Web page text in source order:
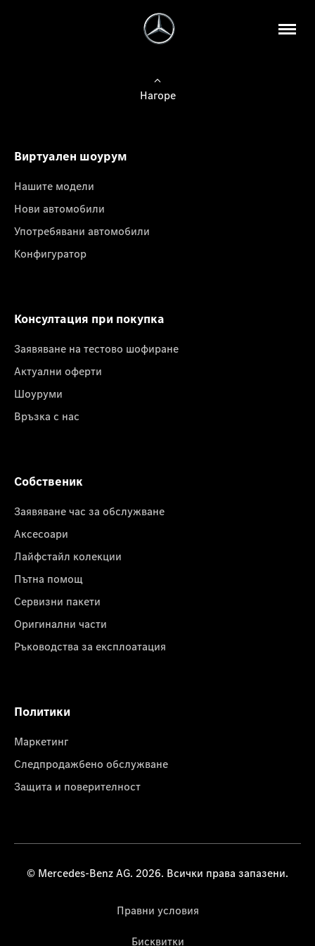
Нагоре
Виртуален шоурум
Нашите модели
Нови автомобили
Употребявани автомобили
Конфигуратор
Консултация при покупка
Заявяване на тестово шофиране
Актуални оферти
Шоуруми
Връзка с нас
Собственик
Заявяване час за обслужване
Аксесоари
Лайфстайл колекции
Пътна помощ
Сервизни пакети
Оригинални части
Ръководства за експлоатация
Политики
Маркетинг
Следпродажбено обслужване
Защита и поверителност
© Mercedes-Benz AG. 2026. Всички права запазени.
Правни условия
Бисквитки